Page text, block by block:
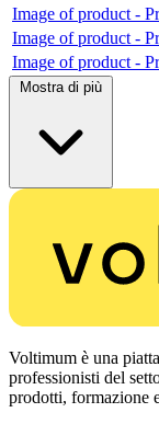
Image of product -
Image of product -
Image of product -
Mostra di più
Voltimum è una
professionisti del
prodotti, formazione